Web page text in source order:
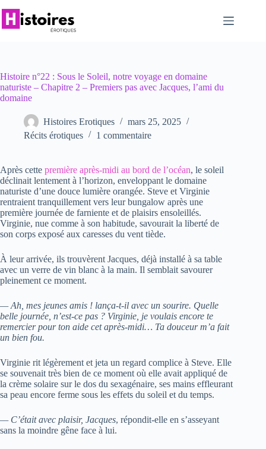
au
contenu
Histoire n°22 : Sous le Soleil, notre voyage en domaine
naturiste – Chapitre 2 – Premiers pas avec Jacques, l’ami du
domaine
Histoires Erotiques
mars 25, 2025
Récits érotiques
1 commentaire
Après cette première après-midi au bord de l’océan, le soleil
déclinait lentement à l’horizon, enveloppant le domaine
naturiste d’une douce lumière orangée. Steve et Virginie
rentraient tranquillement vers leur bungalow après une
première journée de farniente et de plaisirs ensoleillés.
Virginie, nue comme à son habitude, savourait la liberté de
son corps exposé aux caresses du vent tiède.
À leur arrivée, ils trouvèrent Jacques, déjà installé à sa table
avec un verre de vin blanc à la main. Il semblait savourer
pleinement ce moment.
— Ah, mes jeunes amis ! lança-t-il avec un sourire. Quelle
belle journée, n’est-ce pas ? Virginie, je voulais encore te
remercier pour ton aide cet après-midi… Ta douceur m’a fait
un bien fou.
Virginie rit légèrement et jeta un regard complice à Steve. Elle
se souvenait très bien de ce moment où elle avait appliqué de
la crème solaire sur le dos du sexagénaire, ses mains effleurant
sa peau encore ferme sous les effets du soleil et du temps.
— C’était avec plaisir, Jacques, répondit-elle en s’asseyant
sans la moindre gêne face à lui.